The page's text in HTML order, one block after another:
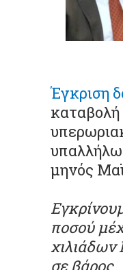
Έγκριση
καταβολή
μηνός
ποσού
χιλιάδων
σε βάρος